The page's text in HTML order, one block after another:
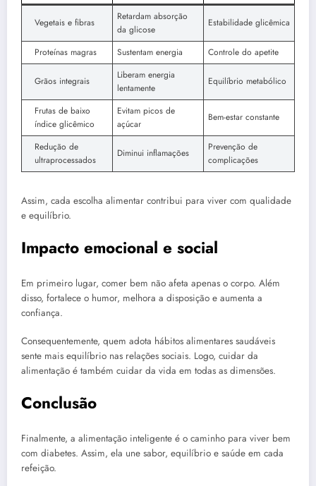
Vegetais e fibras
Retardam absorção
da glicose
Estabilidade glicêmica
Proteínas magras Sustentam energia Controle do apetite
Grãos integrais
Liberam energia
lentamente
Equilíbrio metabólico
Frutas de baixo
índice glicêmico
Evitam picos de
açúcar
Bem-estar constante
Redução de
ultraprocessados
Diminui inflamações
Prevenção de
complicações
Assim, cada escolha alimentar contribui para viver com qualidade
e equilíbrio.
Impacto emocional e social
Em primeiro lugar, comer bem não afeta apenas o corpo. Além
disso, fortalece o humor, melhora a disposição e aumenta a
confiança.
Consequentemente, quem adota hábitos alimentares saudáveis
sente mais equilíbrio nas relações sociais. Logo, cuidar da
alimentação é também cuidar da vida em todas as dimensões.
Conclusão
Finalmente, a alimentação inteligente é o caminho para viver bem
com diabetes. Assim, ela une sabor, equilíbrio e saúde em cada
refeição.